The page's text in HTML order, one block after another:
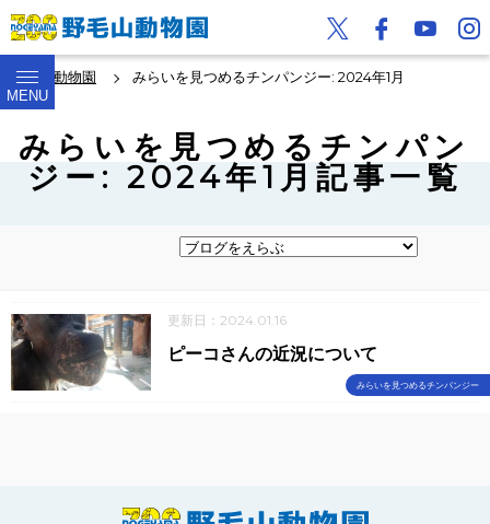
MENU
野毛山動物園 みらいを見つめるチンパンジー: 2024年1月
みらいを見つめるチンパン
ジー: 2024年1月記事一覧
更新日：2024.01.16
みらいを見つめるチンパンジー
ピーコさんの近況について